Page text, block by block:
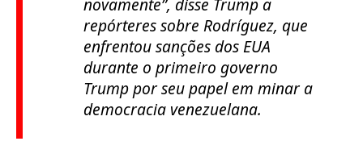
novamente”, disse Trump a
repórteres sobre Rodríguez, que
enfrentou sanções dos EUA
durante o primeiro governo
Trump por seu papel em minar a
democracia venezuelana.